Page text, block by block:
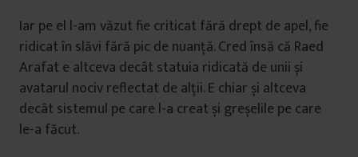
Iar pe el l-am văzut fie criticat fără drept de apel, fie
ridicat în slăvi fără pic de nuanță. Cred însă că Raed
Arafat e altceva decât statuia ridicată de unii și
avatarul nociv reflectat de alții. E chiar și altceva
decât sistemul pe care l-a creat și greșelile pe care
le-a făcut.